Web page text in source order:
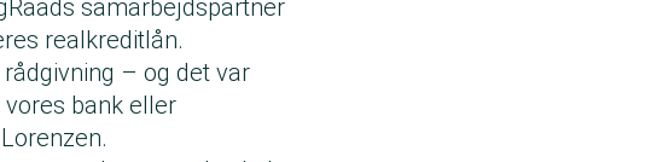
samarbejdspartner
realkreditlån.
– og det var
bank eller